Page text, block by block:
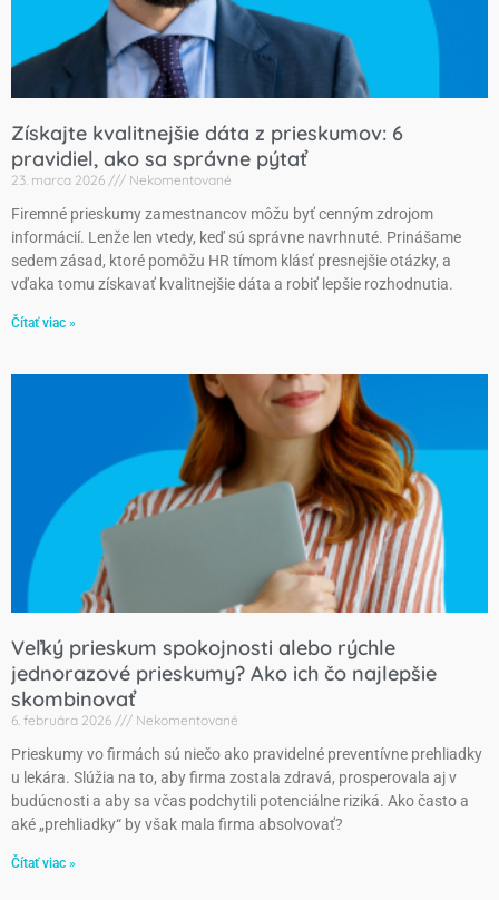
Získajte kvalitnejšie dáta z prieskumov: 6
pravidiel, ako sa správne pýtať
23. marca 2026 Nekomentované
Firemné prieskumy zamestnancov môžu byť cenným zdrojom
informácií. Lenže len vtedy, keď sú správne navrhnuté. Prinášame
sedem zásad, ktoré pomôžu HR tímom klásť presnejšie otázky, a
vďaka tomu získavať kvalitnejšie dáta a robiť lepšie rozhodnutia.
Čítať viac »
Veľký prieskum spokojnosti alebo rýchle
jednorazové prieskumy? Ako ich čo najlepšie
skombinovať
6. februára 2026 Nekomentované
Prieskumy vo firmách sú niečo ako pravidelné preventívne prehliadky
u lekára. Slúžia na to, aby firma zostala zdravá, prosperovala aj v
budúcnosti a aby sa včas podchytili potenciálne riziká. Ako často a
aké „prehliadky“ by však mala firma absolvovať?
Čítať viac »